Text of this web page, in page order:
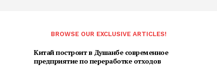
BROWSE OUR EXCLUSIVE ARTICLES!
Китай построит в Душанбе современное
предприятие по переработке отходов